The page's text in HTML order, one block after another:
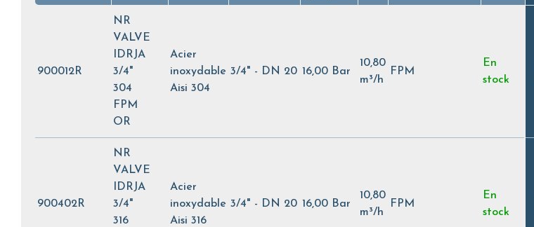
900012R
NR
VALVE
IDRJA
3/4"
304
FPM
OR
Acier
inoxydable
Aisi 304
3/4" - DN 20 16,00 Bar
10,80
m³/h
FPM
En
stock
900402R
NR
VALVE
IDRJA
3/4"
316
Acier
inoxydable
Aisi 316
3/4" - DN 20 16,00 Bar
10,80
m³/h
FPM
En
stock